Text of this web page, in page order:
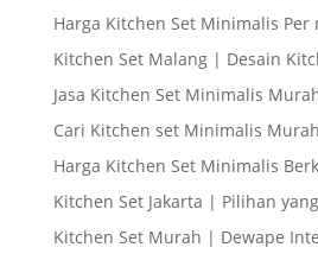
Harga Kitchen Set Minimalis
Kitchen Set Malang | Desain
Jasa Kitchen Set Minimalis
Cari Kitchen set Minimalis
Harga Kitchen Set Minimalis
Kitchen Set Jakarta | Pilihan
Kitchen Set Murah | Dewape